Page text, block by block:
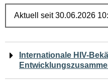
Navigation
für
Internationale HIV-